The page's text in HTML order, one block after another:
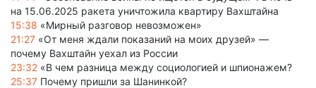
на 15.06.2025 ракета уничтожила квартиру Вахштайна
15:38 «Мирный разговор невозможен»
21:27 «От меня ждали показаний на моих друзей» —
почему Вахштайн уехал из России
23:32 «В чем разница между социологией и шпионажем?
25:37 Почему пришли за Шанинкой?